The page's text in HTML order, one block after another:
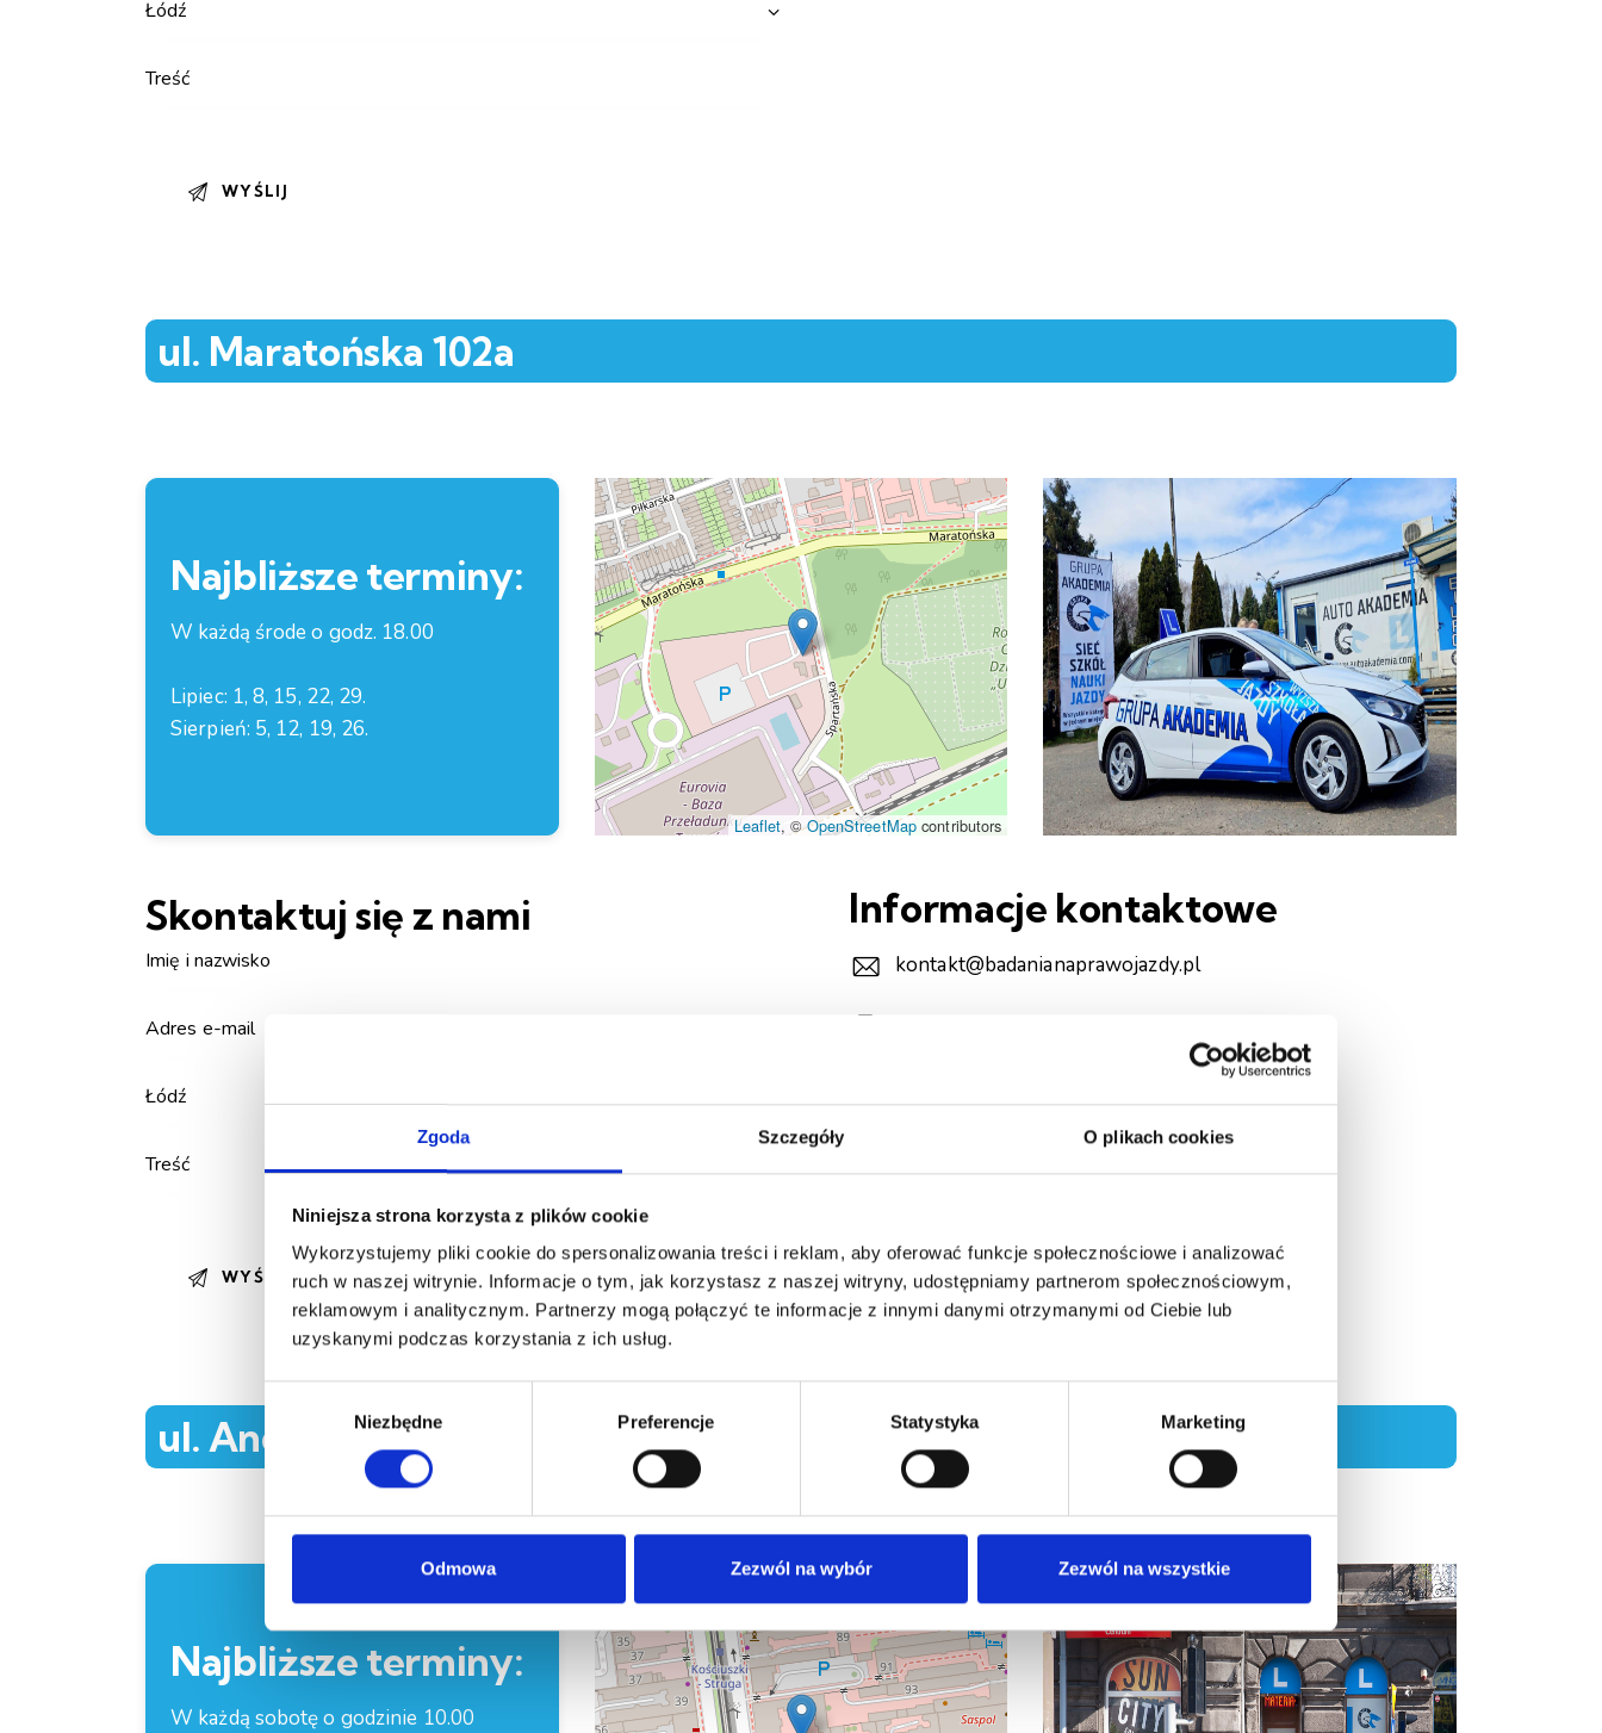
Zgoda Szczegóły O plikach cookies
Niniejsza strona korzysta z plików cookie
Wykorzystujemy pliki cookie do spersonalizowania treści i reklam, aby oferować funkcje społecznościowe i analizować
ruch w naszej witrynie. Informacje o tym, jak korzystasz z naszej witryny, udostępniamy partnerom społecznościowym,
reklamowym i analitycznym. Partnerzy mogą połączyć te informacje z innymi danymi otrzymanymi od Ciebie lub
uzyskanymi podczas korzystania z ich usług.
b
g
d
y
Niezbędne Preferencje Statystyka Marketing
Odmowa Zezwól na wybór Zezwól na wszystkie
ul. Maratońska 102a
Najbliższe terminy:
W każdą środe o godz. 18.00
Lipiec: 1, 8, 15, 22, 29.
Sierpień: 5, 12, 19, 26.
Leaflet, ©OpenStreetMap contributors
Skontaktuj się z nami Informacje kontaktowe
kontakt@badanianaprawojazdy.pl
ul. Andrzeja Struga 7
Najbliższe terminy:
W każdą sobotę o godzinie 10.00